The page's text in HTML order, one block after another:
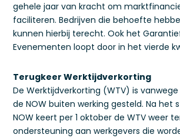
gehele jaar van kracht om
faciliteren. Bedrijven die behoefte
kunnen hierbij terecht. Ook het
Evenementen loopt door in het vierde
Terugkeer Werktijdverkorting
De Werktijdverkorting (WTV) is
de NOW buiten werking gesteld. Na het
NOW keert per 1 oktober de WTV weer
ondersteuning aan werkgevers die